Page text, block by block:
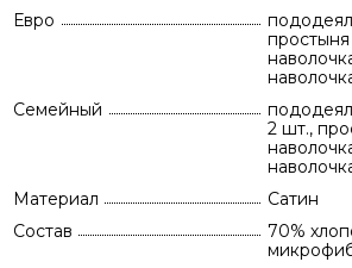
Евро
Семейный
2 шт.,
Материал
Сатин
Состав
70%